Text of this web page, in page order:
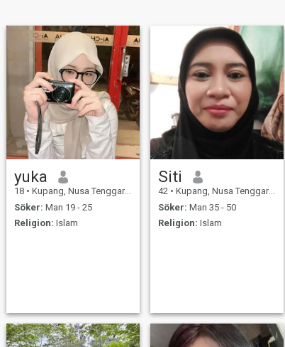
yuka
18 • Kupang, Nusa Tenggara Timur, Indonesien
Söker: Man 19 - 25
Religion: Islam
Siti
42 • Kupang, Nusa Tenggara Timur, Indonesien
Söker: Man 35 - 50
Religion: Islam